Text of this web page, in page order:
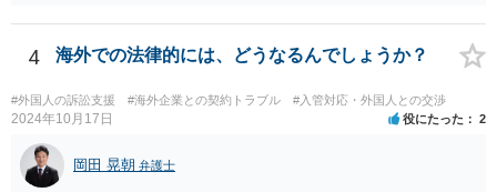
4 海外での法律的には、どうなるんでしょうか？
#外国人の訴訟支援 #海外企業との契約トラブル #入管対応・外国人との交渉
2024年10月17日 役にたった 2
岡田 晃朝 弁護士